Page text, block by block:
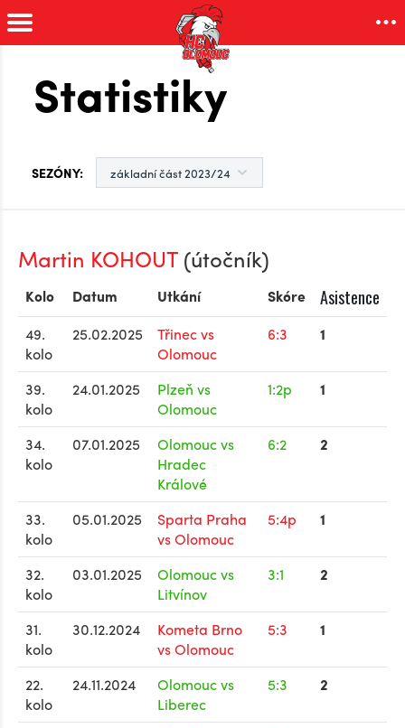
Statistiky
SEZÓNY:
Martin KOHOUT (útočník)
Kolo Datum Utkání Skóre Asistence
49.
kolo
25.02.2025
Třinec vs
Olomouc
6:3 1
39.
kolo
24.01.2025
Plzeň vs
Olomouc
1:2p 1
34.
kolo
07.01.2025
Olomouc vs
Hradec
Králové
6:2 2
33.
kolo
05.01.2025
Sparta Praha
vs Olomouc
5:4p 1
32.
kolo
03.01.2025
Olomouc vs
Litvínov
3:1 2
31.
kolo
30.12.2024
Kometa Brno
vs Olomouc
5:3 1
22.
kolo
24.11.2024
Olomouc vs
Liberec
5:3 2